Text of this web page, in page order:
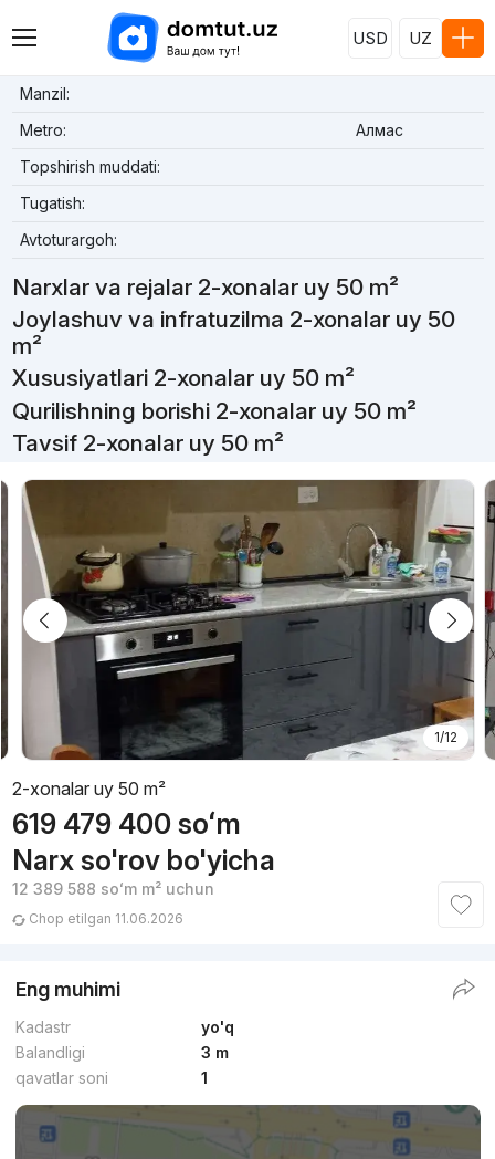
USD UZ
Manzil:
Metro:
Алмас
Topshirish muddati:
Tugatish:
Avtoturargoh:
Narxlar va rejalar 2-xonalar uy 50 m²
Joylashuv va infratuzilma 2-xonalar uy 50
m²
Xususiyatlari 2-xonalar uy 50 m²
Qurilishning borishi 2-xonalar uy 50 m²
Tavsif 2-xonalar uy 50 m²
1/12
2-xonalar uy 50 m²
619 479 400 soʻm
Narx so'rov bo'yicha
12 389 588 soʻmm² uchun
Chop etilgan 11.06.2026
Eng muhimi
Kadastr
yo'q
Balandligi
3 m
qavatlar soni
1